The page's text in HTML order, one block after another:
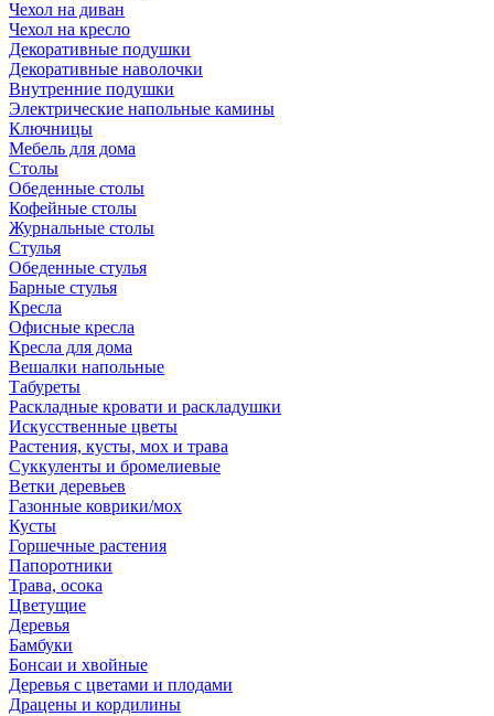
Чехол на диван
Чехол на кресло
Декоративные подушки
Декоративные наволочки
Внутренние подушки
Электрические напольные камины
Ключницы
Мебель для дома
Столы
Обеденные столы
Кофейные столы
Журнальные столы
Стулья
Обеденные стулья
Барные стулья
Кресла
Офисные кресла
Кресла для дома
Вешалки напольные
Табуреты
Раскладные кровати и раскладушки
Искусственные цветы
Растения, кусты, мох и трава
Суккуленты и бромелиевые
Ветки деревьев
Газонные коврики/мох
Кусты
Горшечные растения
Папоротники
Трава, осока
Цветущие
Деревья
Бамбуки
Бонсаи и хвойные
Деревья с цветами и плодами
Драцены и кордилины